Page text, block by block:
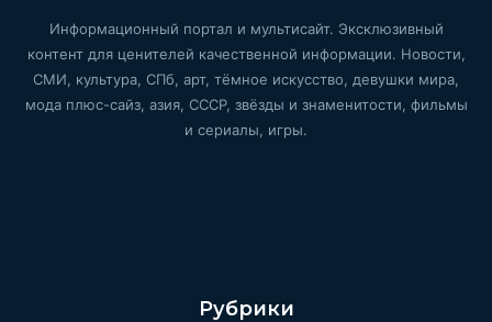
Информационный портал и мультисайт. Эксклюзивный
контент для ценителей качественной информации. Новости,
СМИ, культура, СПб, арт, тёмное искусство, девушки мира,
мода плюс-сайз, азия, СССР, звёзды и знаменитости, фильмы
и сериалы, игры.
Рубрики